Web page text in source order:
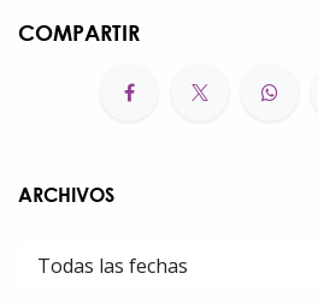
COMPARTIR
ARCHIVOS